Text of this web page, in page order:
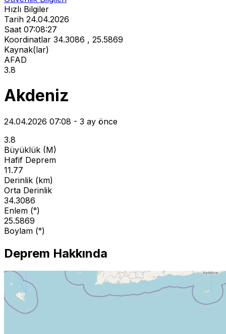
Hızlı Bilgiler
Tarih 24.04.2026
Saat 07:08:27
Koordinatlar 34.3086 , 25.5869
Kaynak(lar)
AFAD
3.8
Akdeniz
24.04.2026 07:08 - 3 ay önce
3.8
Büyüklük (M)
Hafif Deprem
11.77
Derinlik (km)
Orta Derinlik
34.3086
Enlem (°)
25.5869
Boylam (°)
Deprem Hakkında